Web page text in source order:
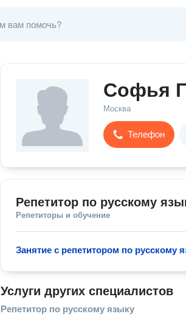
Софья
Москва
Телефон
Репетитор по русскому
Репетиторы и обучение
Занятие с репетитором по русскому
Услуги других специалистов
Репетитор по русскому языку